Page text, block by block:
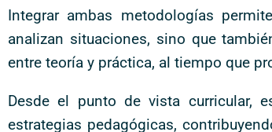
Integrar ambas metodologías
analizan situaciones, sino que
entre teoría y práctica, al tiempo que
Desde el punto de vista curricular,
estrategias pedagógicas,